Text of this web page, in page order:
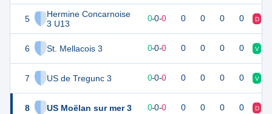
5
Hermine Concarnoise
3 U13
6 St. Mellacois 3
7 US de Tregunc 3
8 US Moëlan sur mer 3
0 0 0-0-0 0 0 0 0 D
0-0-0 0 0 0 0 V
0 0-0-0 0 0 0 0 V
0 0 0-0-0 0 0 0 0 D